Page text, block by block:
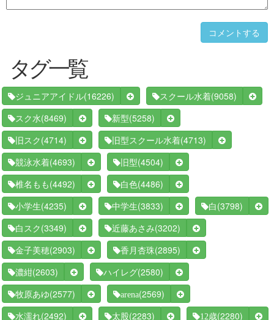
コメントする
タグ一覧
ジュニアアイドル(16226) スクール水着(9058)
スク水(8469) 新型(5258)
旧スク (4714) 旧型スクール水着(4713)
競泳水着(4693) 旧型(4504)
椎名もも (4492) 白色(4486)
小学生(4235) 中学生(3833) 白 (3798)
白スク (3349) 近藤あさみ(3202)
金子美穂(2903) 香月杏珠(2895)
濃紺(2603) ハイレグ(2580)
牧原あゆ(2577) arena(2569)
水濡れ(2492) 太股(2283) 12歳(2280)